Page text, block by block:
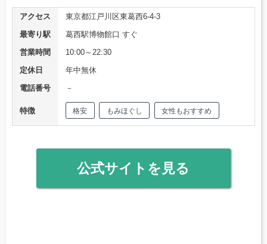
アクセス
東京都江戸川区東葛西6-4-3
最寄り駅
葛西駅博物館口 すぐ
営業時間
10:00～22:30
定休日
年中無休
電話番号
－
特徴 格安 もみほぐし 女性もおすすめ
公式サイトを見る